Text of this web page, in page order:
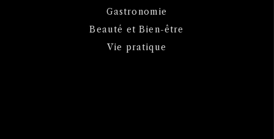
Gastronomie
Beauté et Bien-être
Vie pratique